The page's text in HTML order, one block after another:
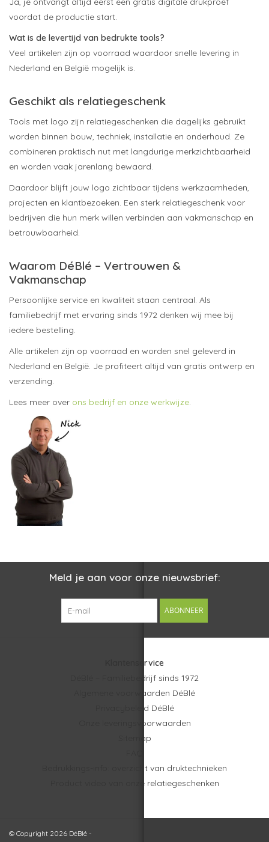
voordat de productie start.
Wat is de levertijd van bedrukte tools?
Veel artikelen zijn op voorraad waardoor snelle levering in
Nederland en België mogelijk is.
Geschikt als relatiegeschenk
Tools met logo zijn relatiegeschenken die dagelijks gebruikt
worden binnen bouw, techniek, installatie en onderhoud. Ze
combineren praktisch nut met langdurige merkzichtbaarheid
en worden vaak jarenlang bewaard.
Daardoor blijft jouw logo zichtbaar tijdens werkzaamheden,
projecten en klantbezoeken. Een sterk relatiegeschenk voor
bedrijven die hun merk willen verbinden aan vakmanschap en
betrouwbaarheid.
Waarom DéBlé – Vertrouwen &
Vakmanschap
Persoonlijke service en kwaliteit staan centraal. Als
familiebedrijf met ervaring sinds 1972 denken wij mee bij
iedere bestelling.
Alle artikelen zijn op voorraad en worden snel geleverd in
Nederland en België. Je profiteert altijd van gratis ontwerp en
verzending.
Lees meer over ons bedrijf en onze werkwijze.
Meld je aan voor onze nieuwsbrief:
ABONNEER
Klantenservice
DéBlé – Familiebedrijf sinds 1972
Algemene voorwaarden DéBlé
Privacybeleid DéBlé
Onze leveringsvoorwaarden
Sitemap
Bedrukkings-info: overzicht van druktechnieken
Product video van onze relatiegeschenken
© Copyright 2026 DéBlé -